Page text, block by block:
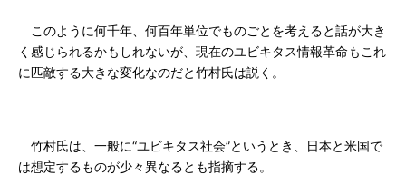
このように何千年、何百年単位でものごとを考えると話が大き
く感じられるかもしれないが、現在のユビキタス情報革命もこれ
に匹敵する大きな変化なのだと竹村氏は説く。
竹村氏は、一般に“ユビキタス社会”というとき、日本と米国で
は想定するものが少々異なるとも指摘する。